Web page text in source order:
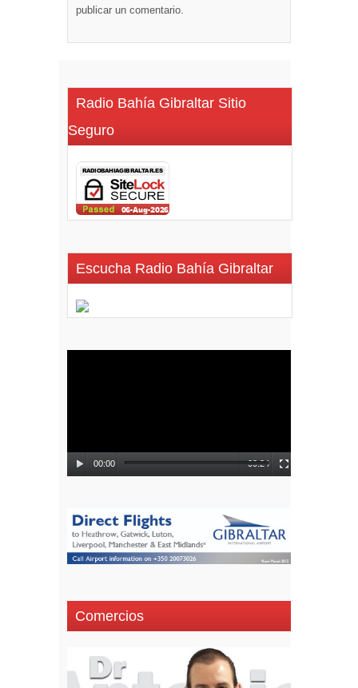
publicar un comentario.
Radio Bahía Gibraltar Sitio
Seguro
Escucha Radio Bahía Gibraltar
00:00 00:24
Comercios